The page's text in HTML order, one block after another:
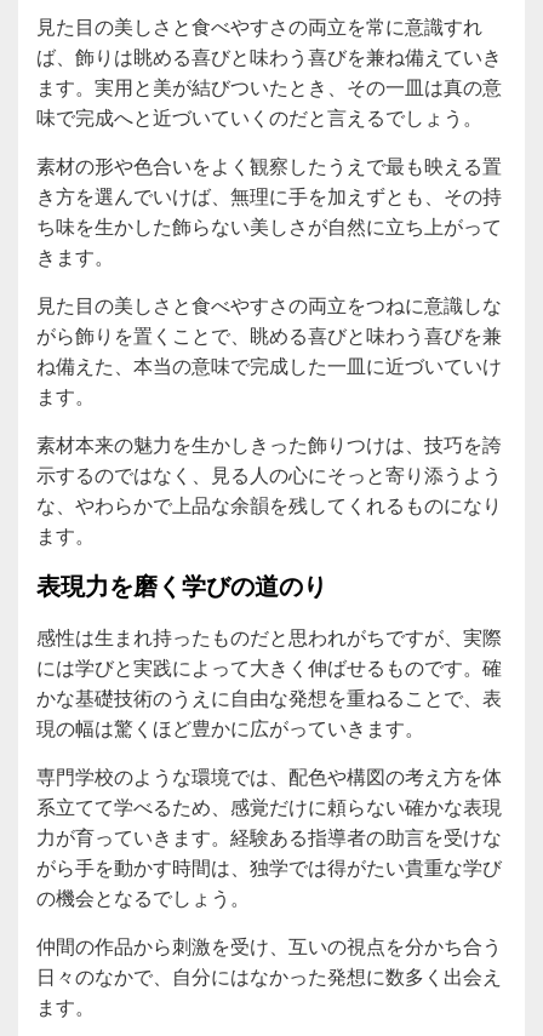
見た目の美しさと食べやすさの両立を常に意識すれ
ば、飾りは眺める喜びと味わう喜びを兼ね備えていき
ます。実用と美が結びついたとき、その一皿は真の意
味で完成へと近づいていくのだと言えるでしょう。
素材の形や色合いをよく観察したうえで最も映える置
き方を選んでいけば、無理に手を加えずとも、その持
ち味を生かした飾らない美しさが自然に立ち上がって
きます。
見た目の美しさと食べやすさの両立をつねに意識しな
がら飾りを置くことで、眺める喜びと味わう喜びを兼
ね備えた、本当の意味で完成した一皿に近づいていけ
ます。
素材本来の魅力を生かしきった飾りつけは、技巧を誇
示するのではなく、見る人の心にそっと寄り添うよう
な、やわらかで上品な余韻を残してくれるものになり
ます。
表現力を磨く学びの道のり
感性は生まれ持ったものだと思われがちですが、実際
には学びと実践によって大きく伸ばせるものです。確
かな基礎技術のうえに自由な発想を重ねることで、表
現の幅は驚くほど豊かに広がっていきます。
専門学校のような環境では、配色や構図の考え方を体
系立てて学べるため、感覚だけに頼らない確かな表現
力が育っていきます。経験ある指導者の助言を受けな
がら手を動かす時間は、独学では得がたい貴重な学び
の機会となるでしょう。
仲間の作品から刺激を受け、互いの視点を分かち合う
日々のなかで、自分にはなかった発想に数多く出会え
ます。